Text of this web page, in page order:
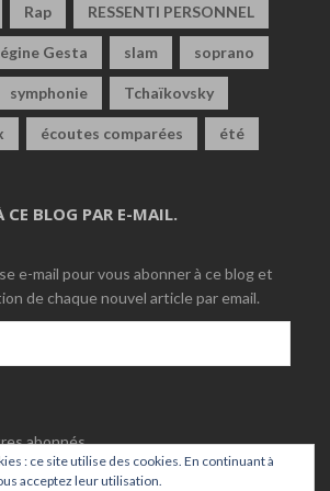
Rap RESSENTI PERSONNEL
Gesta slam soprano
symphonie Tchaïkovsky
écoutes comparées été
BLOG PAR E-MAIL.
e-mail pour vous abonner à ce blog et
de chaque nouvel article par email.
abonnés
: ce site utilise des cookies. En continuant à
acceptez leur utilisation.